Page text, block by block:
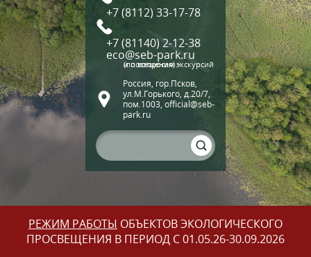
+7 (8112) 33-17-78
+7 (81140) 2-12-38
eco@seb-park.ru
(по вопросам экскурсий и посещения)
Россия, гор.Псков,
ул.М.Горького, д.20/7,
пом.1003, official@seb-
park.ru
РЕЖИМ РАБОТЫ ОБЪЕКТОВ ЭКОЛОГИЧЕСКОГО
ПРОСВЕЩЕНИЯ В ПЕРИОД С 01.05.26-30.09.2026